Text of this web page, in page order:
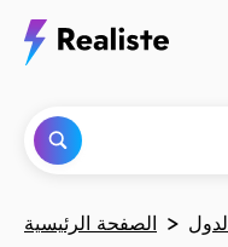
الصفحة الرئيسية